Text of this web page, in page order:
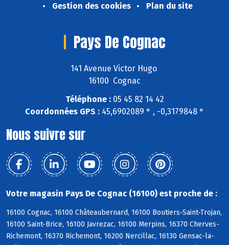
Gestion des cookies
Plan du site
Pays De Cognac
141 Avenue Victor Hugo
16100 Cognac
Téléphone :05 45 82 14 42
Coordonnées GPS : 45,6902089 ° , -0,3179848 °
Nous suivre sur
Votre magasin Pays De Cognac (16100) est proche de :
16100 Cognac, 16100 Châteaubernard, 16100 Boutiers-Saint-Trojan,
16100 Saint-Brice, 16100 Javrezac, 16100 Merpins, 16370 Cherves-
Richemont, 16370 Richemont, 16200 Nercillac, 16130 Gensac-la-